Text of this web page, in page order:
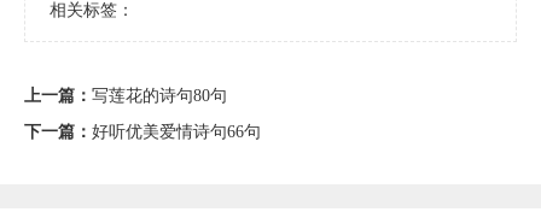
相关标签：
上一篇： 写莲花的诗句80句
下一篇： 好听优美爱情诗句66句